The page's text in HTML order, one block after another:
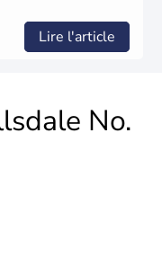
Lire l'article
No.